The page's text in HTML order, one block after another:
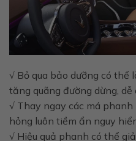
√ Bỏ qua bảo dưỡng có thể
tăng quãng đường dừng,
√ Thay ngay các má
hỏng luôn tiềm ẩn nguy
√ Hiệu quả phanh có thể